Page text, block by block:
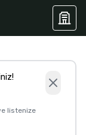
listenize